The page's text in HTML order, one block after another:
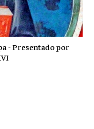
- Presentado por